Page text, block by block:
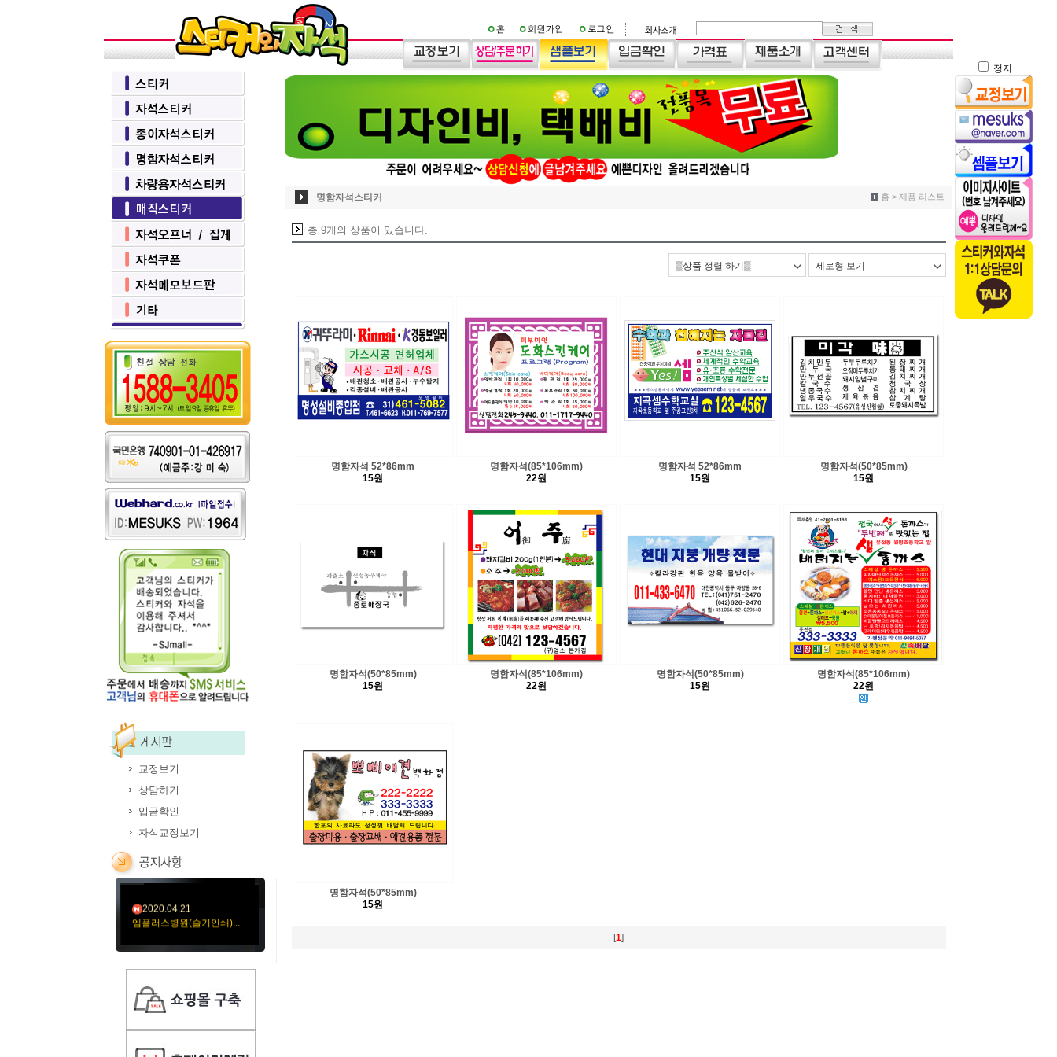
정지
교정보기
상담하기
입금확인
자석교정보기
김훈신경과의원-11절봉
투...
2020.05.06
엠플러스병원(슬기인쇄)...
2020.04.21
2020.04.21
성가롤로병원(먹는약)순...
명함자석스티커 홈 > 제품 리스트
총 9개의 상품이 있습니다.
명함자석 52*86mm
15원
명함자석(85*106mm)
22원
명함자석 52*86mm
15원
명함자석(50*85mm)
15원
명함자석(50*85mm)
15원
명함자석(85*106mm)
22원
명함자석(50*85mm)
15원
명함자석(85*106mm)
22원
명함자석(50*85mm)
15원
[1]